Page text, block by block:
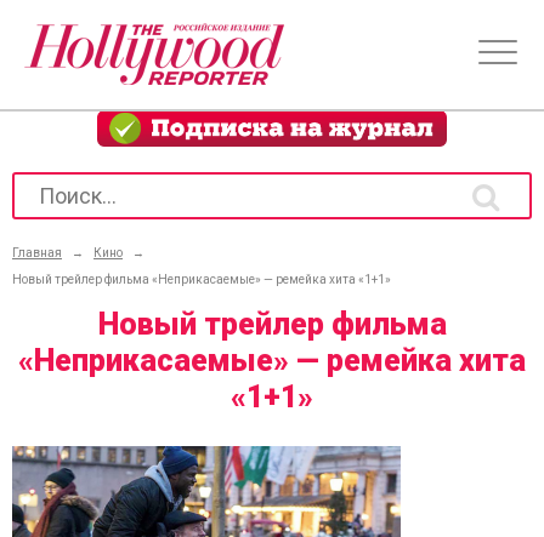
Главная → Кино
→
Новый трейлер фильма «Неприкасаемые» — ремейка хита «1+1»
Новый трейлер фильма
«Неприкасаемые» — ремейка хита
«1+1»